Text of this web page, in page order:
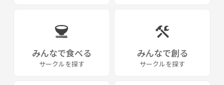
質問等あれば、いつでもどうぞー♪
みんなで食べる
サークルを探す
みんなで創る
サークルを探す